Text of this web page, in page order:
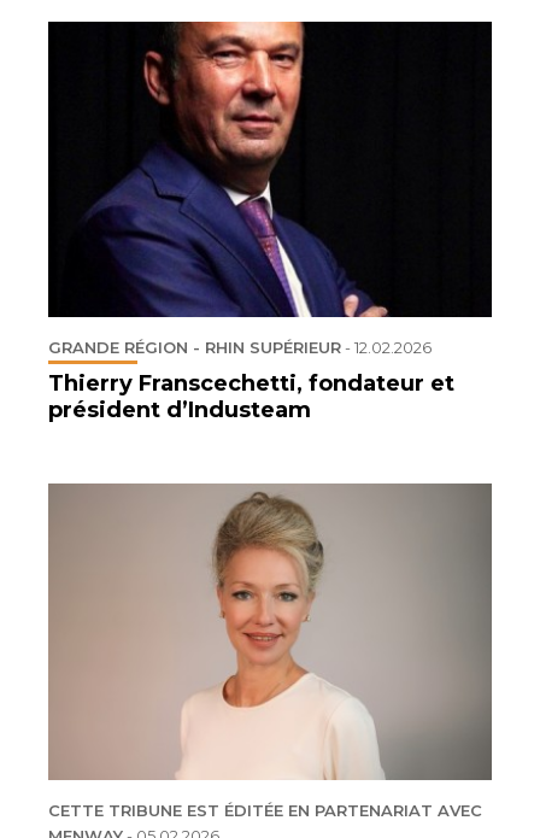
GRANDE RÉGION - RHIN SUPÉRIEUR-12.02.2026
Thierry Franscechetti, fondateur et
président d’Industeam
CETTE TRIBUNE EST ÉDITÉE EN PARTENARIAT AVEC